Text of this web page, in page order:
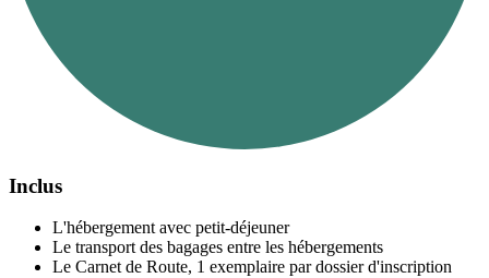
Inclus
L'hébergement avec petit-déjeuner
Le transport des bagages entre les hébergements
Le Carnet de Route, 1 exemplaire par dossier d'inscription